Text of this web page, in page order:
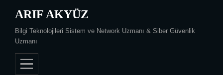
content
ARIF AKYÜZ
Bilgi Teknolojileri Sistem ve Network Uzmanı & Siber Güvenlik
Uzmanı